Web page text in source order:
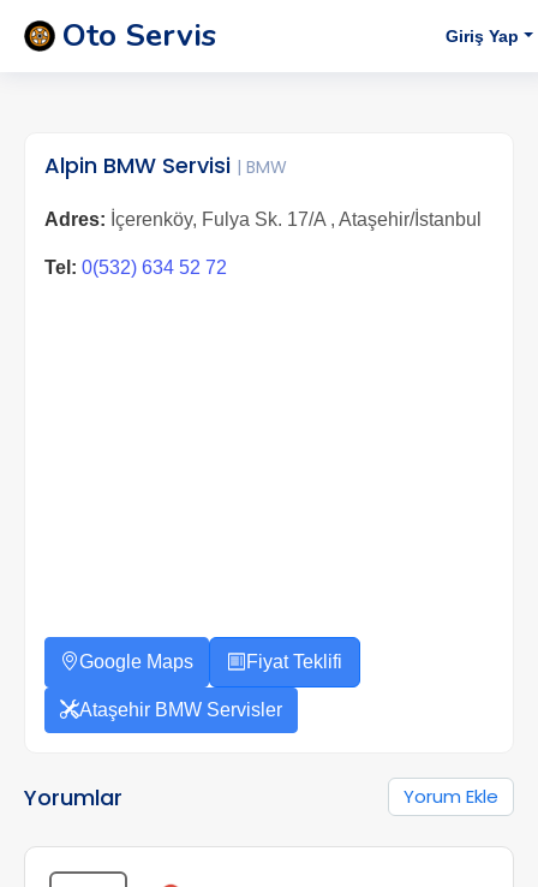
Oto Servis Giriş Yap
Alpin BMW Servisi | BMW
Adres: İçerenköy, Fulya Sk. 17/A , Ataşehir/İstanbul
Tel: 0(532) 634 52 72
Google Maps Fiyat Teklifi
Ataşehir BMW Servisler
Yorumlar Yorum Ekle